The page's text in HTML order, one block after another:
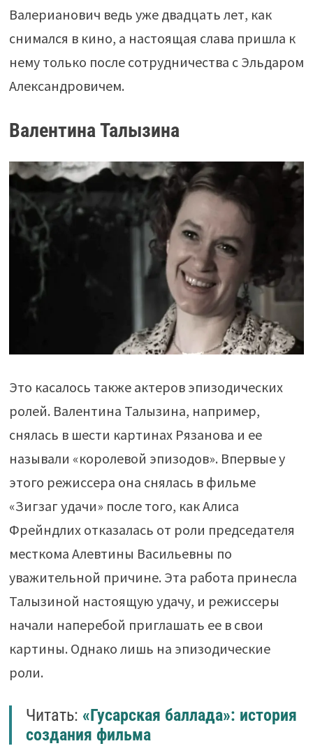
Валерианович ведь уже двадцать лет, как
снимался в кино, а настоящая слава пришла к
нему только после сотрудничества с Эльдаром
Александровичем.
Валентина Талызина
Это касалось также актеров эпизодических
ролей. Валентина Талызина, например,
снялась в шести картинах Рязанова и ее
называли «королевой эпизодов». Впервые у
этого режиссера она снялась в фильме
«Зигзаг удачи» после того, как Алиса
Фрейндлих отказалась от роли председателя
месткома Алевтины Васильевны по
уважительной причине. Эта работа принесла
Талызиной настоящую удачу, и режиссеры
начали наперебой приглашать ее в свои
картины. Однако лишь на эпизодические
роли.
Читать: «Гусарская баллада»: история
создания фильма